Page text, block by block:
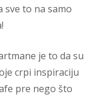
to na samo
je to da su
crpi inspiraciju
pre nego što